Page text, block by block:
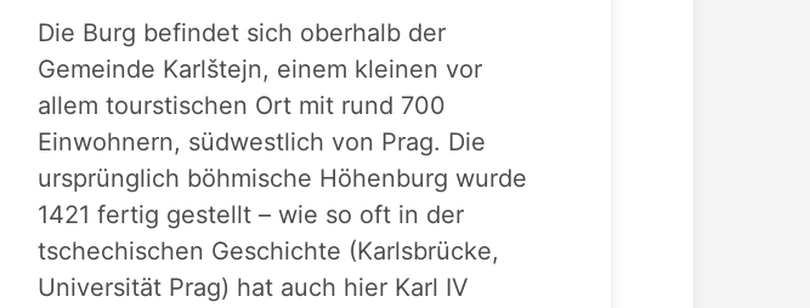
Die Burg befindet sich oberhalb der
Gemeinde Karlštejn, einem kleinen vor
allem tourstischen Ort mit rund 700
Einwohnern, südwestlich von Prag. Die
ursprünglich böhmische Höhenburg wurde
1421 fertig gestellt – wie so oft in der
tschechischen Geschichte (Karlsbrücke,
Universität Prag) hat auch hier Karl IV